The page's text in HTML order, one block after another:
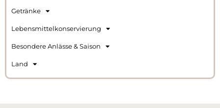
Getränke
Lebensmittelkonservierung
Besondere Anlässe & Saison
Land